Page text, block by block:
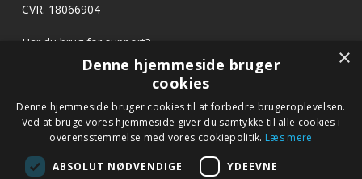
CVR. 18066904
Har du brug for support?
profvask@kpa.dk
Hurtige links
Betingelser og garanti
Kontakt
Fagor.dk
×
Denne hjemmeside bruger
cookies
Denne hjemmeside bruger cookies til at forbedre brugeroplevelsen.
Ved at bruge vores hjemmeside giver du samtykke til alle cookies i
overensstemmelse med vores cookiepolitik. Læs mere
ABSOLUT NØDVENDIGE YDEEVNE